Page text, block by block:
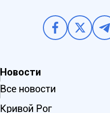
Новости
Все новости
Кривой Рог